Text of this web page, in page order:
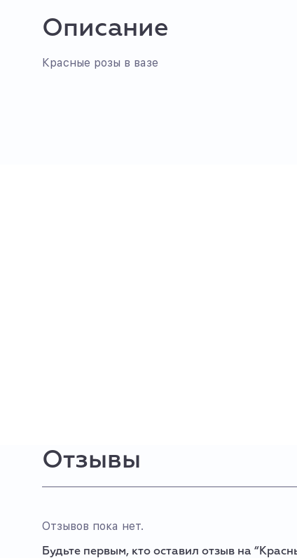
Описание
Красные розы в вазе
Отзывы
Отзывов пока нет.
Будьте первым, кто оставил отзыв на